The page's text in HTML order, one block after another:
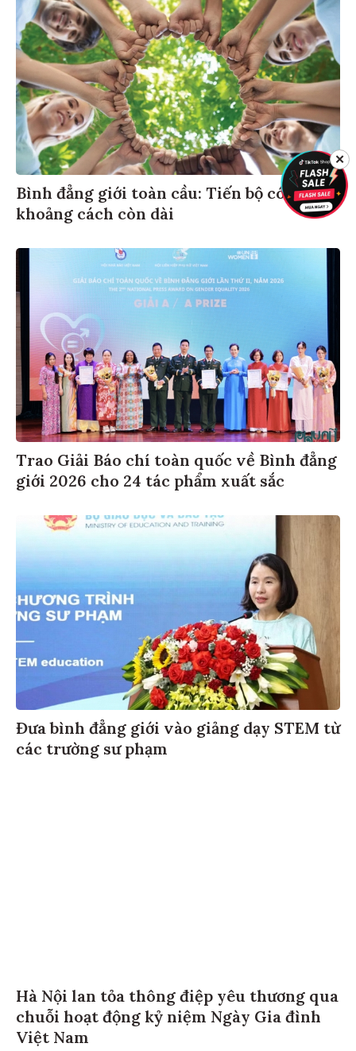
Bình đẳng giới toàn cầu: Tiến bộ có,
khoảng cách còn dài
Trao Giải Báo chí toàn quốc về Bình đẳng
giới 2026 cho 24 tác phẩm xuất sắc
Đưa bình đẳng giới vào giảng dạy STEM từ
các trường sư phạm
Hà Nội lan tỏa thông điệp yêu thương qua
chuỗi hoạt động kỷ niệm Ngày Gia đình
Việt Nam
✕